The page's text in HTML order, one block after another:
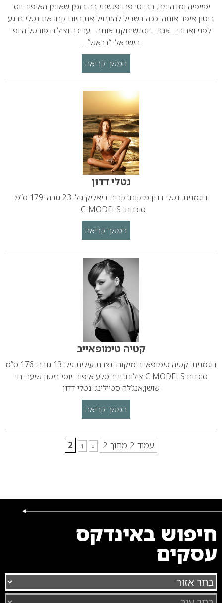
יפייפיה ומדהימה. בביוטי פרו פגשתי בה בזמן שאומן האיפור יוסי
ביטון איפר אותה. ככה בשביל להתחיל את היום קחו את נטלי ברגע
לפני ואחרי….אגב….יוסי,שיחקת אותה עריכה וצילום:פורטל היופי
הישראלי “בראש”…
המשך קריאה
נטלי דדון
דוגמנית: נטלי דדון מיקום: קרית ביאליק גיל: 23 גובה: 179 ס”מ
סוכנות: C-MODELS
המשך קריאה
קטיה טימופאייב
דוגמנית: קטיה טימופאייב מיקום: נצרת עילית גיל: 13 גובה: 176 ס”מ
סוכנות:C MODELS צילום: יניר סלע איפור: יוסי ביטון שיער: חי
שושן,אנג’לה סטיילינג: נטלי דדון
המשך קריאה
עמוד 2 מתוך 2 «
1
2
חיפוש באינדקס
עסקים